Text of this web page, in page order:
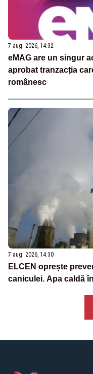
7 aug. 2026, 14:32
eMAG are un singur
aprobat tranzacția
românesc
7 aug. 2026, 14:30
ELCEN oprește
caniculei. Apa caldă